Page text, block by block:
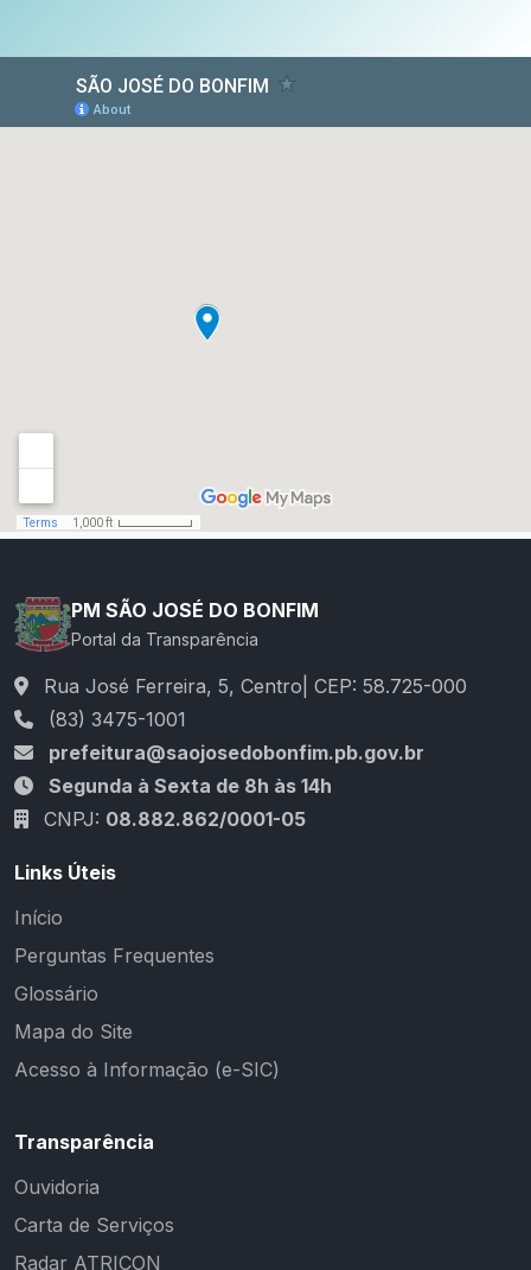
PM SÃO JOSÉ DO BONFIM
Portal da Transparência
Rua José Ferreira, 5, Centro| CEP: 58.725-000
(83) 3475-1001
prefeitura@saojosedobonfim.pb.gov.br
Segunda à Sexta de 8h às 14h
CNPJ: 08.882.862/0001-05
Links Úteis
Início
Perguntas Frequentes
Glossário
Mapa do Site
Acesso à Informação (e-SIC)
Transparência
Ouvidoria
Carta de Serviços
Radar ATRICON